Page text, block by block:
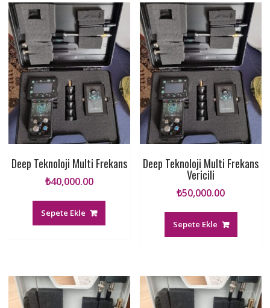
Deep Teknoloji Multi Frekans
₺40,000.00
Sepete Ekle
Deep Teknoloji Multi Frekans
Vericili
₺50,000.00
Sepete Ekle